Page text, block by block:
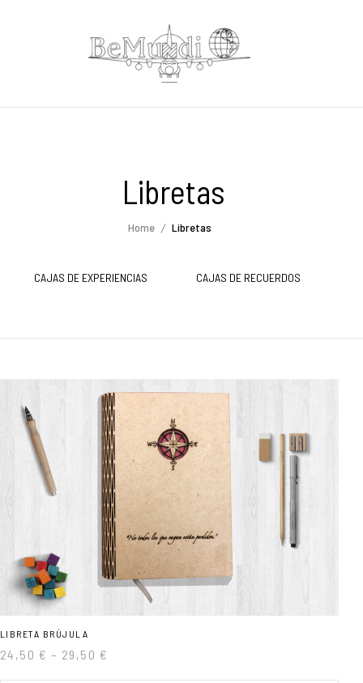
Libretas
Home Libretas
CAJAS DE EXPERIENCIAS CAJAS DE RECUERDOS
LIBRETA BRÚJULA
24,50 € – 29,50 €